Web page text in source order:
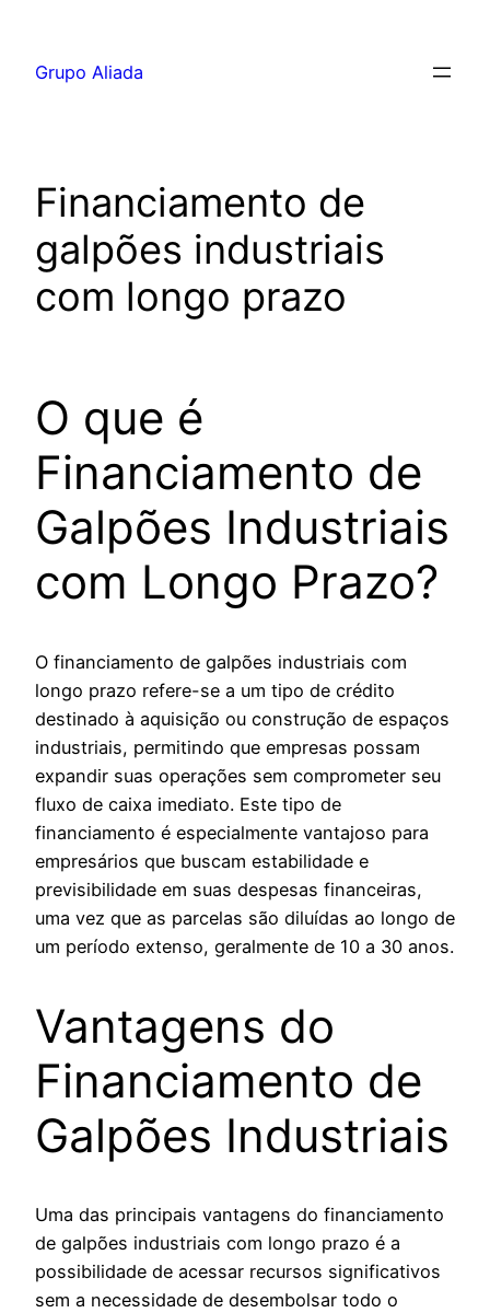
Grupo Aliada
Financiamento de
galpões industriais
com longo prazo
O que é
Financiamento de
Galpões Industriais
com Longo Prazo?
O financiamento de galpões industriais com
longo prazo refere-se a um tipo de crédito
destinado à aquisição ou construção de espaços
industriais, permitindo que empresas possam
expandir suas operações sem comprometer seu
fluxo de caixa imediato. Este tipo de
financiamento é especialmente vantajoso para
empresários que buscam estabilidade e
previsibilidade em suas despesas financeiras,
uma vez que as parcelas são diluídas ao longo de
um período extenso, geralmente de 10 a 30 anos.
Vantagens do
Financiamento de
Galpões Industriais
Uma das principais vantagens do financiamento
de galpões industriais com longo prazo é a
possibilidade de acessar recursos significativos
sem a necessidade de desembolsar todo o